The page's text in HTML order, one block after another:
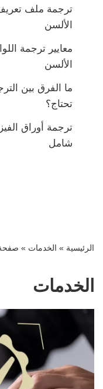
ترجمة ملف
الألسن
معايير ترجمة
الألسن
ما الفرق بين
تحتاج؟
ترجمة أوراق
شامل
الرئيسية » الخدمات » صفحة
الخدمات